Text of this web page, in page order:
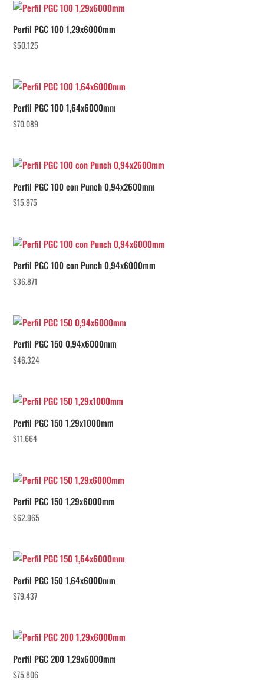
Perfil PGC 100 1,29x6000mm
$50.125
Perfil PGC 100 1,64x6000mm
$70.089
Perfil PGC 100 con Punch 0,94x2600mm
$15.975
Perfil PGC 100 con Punch 0,94x6000mm
$36.871
Perfil PGC 150 0,94x6000mm
$46.324
Perfil PGC 150 1,29x1000mm
$11.664
Perfil PGC 150 1,29x6000mm
$62.965
Perfil PGC 150 1,64x6000mm
$79.437
Perfil PGC 200 1,29x6000mm
$75.806